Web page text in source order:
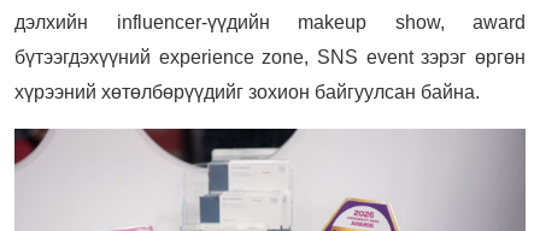
дэлхийн influencer-үүдийн makeup show, award
бүтээгдэхүүний experience zone, SNS event зэрэг өргөн
хүрээний хөтөлбөрүүдийг зохион байгуулсан байна.